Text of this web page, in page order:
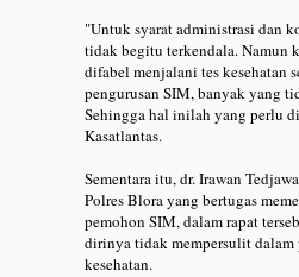
"Untuk syarat administrasi dan
tidak begitu terkendala. Namun
difabel menjalani tes kesehatan
pengurusan SIM, banyak yang
Sehingga hal inilah yang perlu
Kasatlantas.
Sementara itu, dr. Irawan
Polres Blora yang bertugas
pemohon SIM, dalam rapat
dirinya tidak mempersulit dalam
kesehatan.